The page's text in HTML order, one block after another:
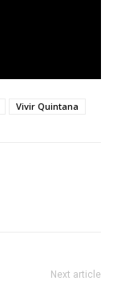
Vivir Quintana
Next article